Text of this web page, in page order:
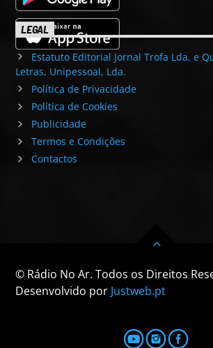
LEGAL
Estatuto Editorial Jornal Trofa Lda. e
Letras, Unipessoal, Lda.
Política de Privacidade
Política de Cookies
Publicidade
Termos e Condições
Contactos
© Rádio No Ar. Todos os Direitos
Desenvolvido por Justweb.pt